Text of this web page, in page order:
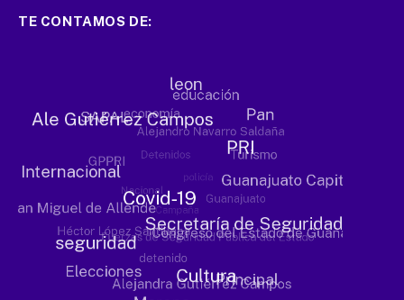
TE CONTAMOS DE: